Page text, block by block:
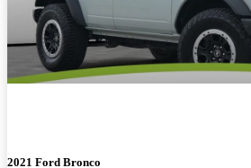
2021 Ford Bronco